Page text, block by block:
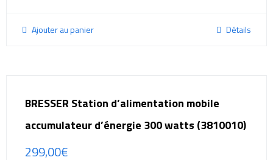
Ajouter au panier Détails
BRESSER Station d’alimentation mobile
accumulateur d’énergie 300 watts (3810010)
299,00€